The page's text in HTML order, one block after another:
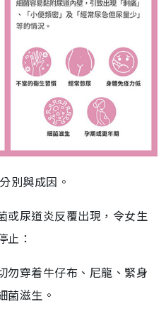
別與成因。
或尿道炎反覆出現，令女生
止：
勿穿着牛仔布、尼龍、緊身
菌滋生。